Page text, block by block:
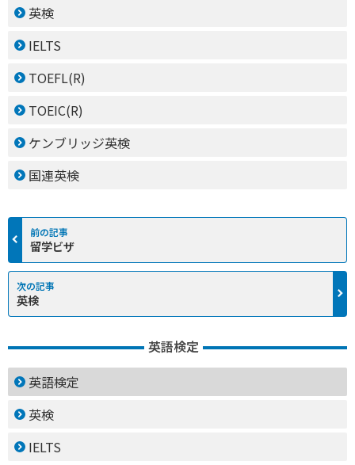
英検
IELTS
TOEFL(R)
TOEIC(R)
ケンブリッジ英検
国連英検
留学ビザ
英検
英語検定
英語検定
英検
IELTS